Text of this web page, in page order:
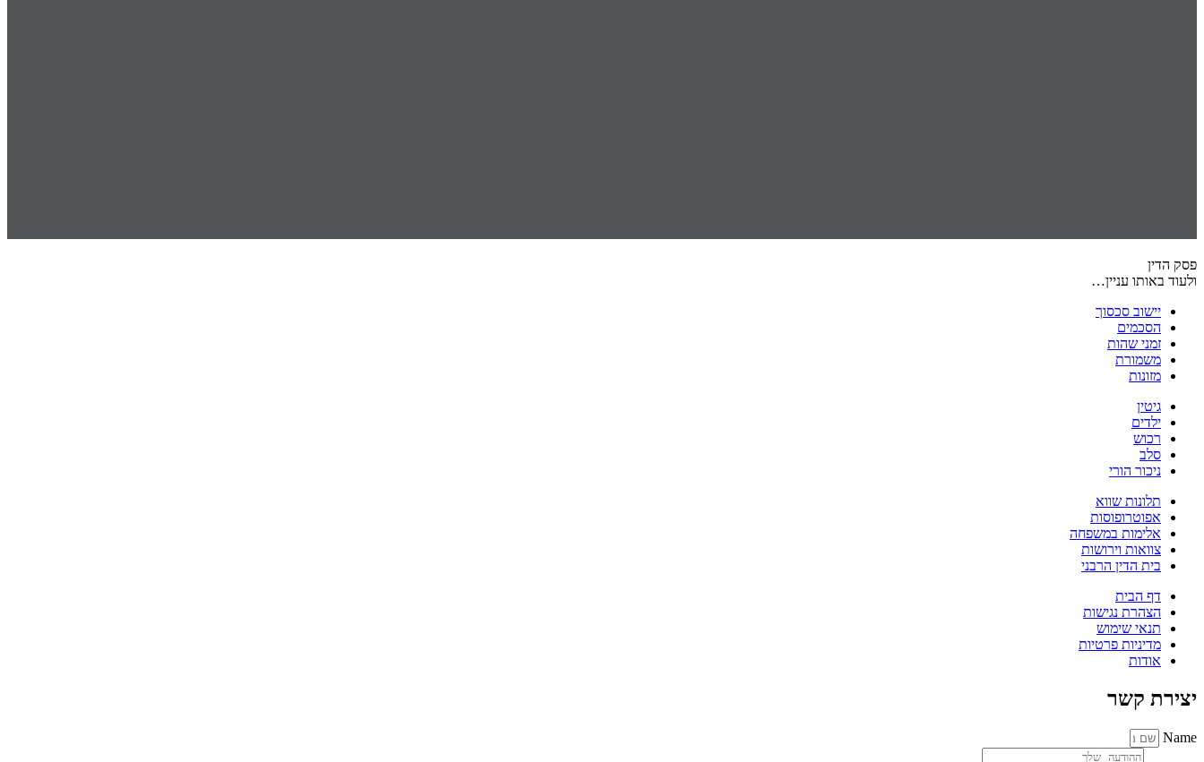
פסק הדין
ולעוד באותו עניין…
יישוב סכסוך
הסכמים
זמני שהות
משמורת
מזונות
גיטין
ילדים
רכוש
סלב
ניכור הורי
תלונות שווא
אפוטרופוסות
אלימות במשפחה
צוואות וירושות
בית הדין הרבני
דף הבית
הצהרת נגישות
תנאי שימוש
מדיניות פרטיות
אודות
יצירת קשר
Name